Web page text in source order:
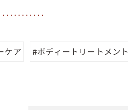
ケア
#ボディートリートメント